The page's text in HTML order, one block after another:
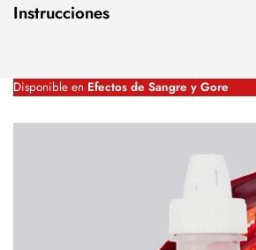
Instrucciones
Disponible en Efectos de Sangre y Gore